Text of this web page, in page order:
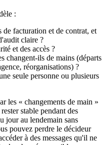
:
de facturation et de contrat, et
claire ?
et des accès ?
changent-ils de mains (départs
réorganisations) ?
seule personne ou plusieurs
les « changements de main »
stable pendant des
jour au lendemain sans
pouvez perdre le décideur
à des messages qu'il ne